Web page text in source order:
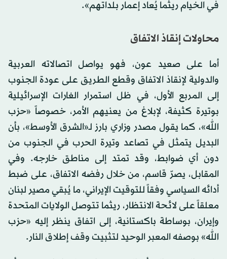
في الخيام ريثما يُعاد إعمار بلداتهم».
محاولات إنقاذ الاتفاق
أما على صعيد عون، فهو يواصل اتصالاته العربية
والدولية لإنقاذ الاتفاق وقطع الطريق على عودة الجنوب
إلى المربع الأول، في ظل استمرار الغارات الإسرائيلية
بوتيرة كثيفة، لإبلاغ من يعنيهم الأمر، خصوصاً «حزب
الله»، كما يقول مصدر وزاري بارز لـ«الشرق الأوسط»، بأن
البديل يتمثل في تصاعد وتيرة الحرب في الجنوب من
دون أي ضوابط، وقد تمتد إلى مناطق خارجه. وفي
المقابل، يصرّ قاسم، من خلال رفضه الاتفاق، على ضبط
أدائه السياسي وفقاً للتوقيت الإيراني، ما يُبقي مصير لبنان
معلقاً على لائحة الانتظار، ريثما تتوصل الولايات المتحدة
وإيران، بوساطة باكستانية، إلى اتفاق ينظر إليه «حزب
الله» بوصفه المعبر الوحيد لتثبيت وقف إطلاق النار.